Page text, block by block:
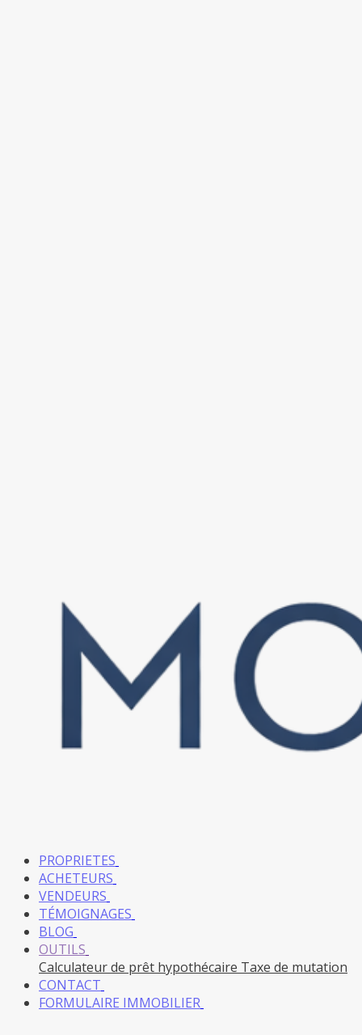
PROPRIETES
ACHETEURS
VENDEURS
TÉMOIGNAGES
BLOG
OUTILS
Calculateur de prêt hypothécaire Taxe de mutation
CONTACT
FORMULAIRE IMMOBILIER